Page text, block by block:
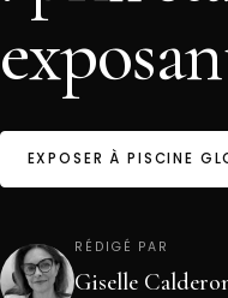
EXPOSER À PISCINE
RÉDIGÉ PAR
Giselle